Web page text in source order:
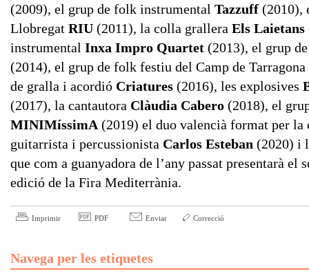
(2009), el grup de folk instrumental Tazzuff (2010),
Llobregat RIU (2011), la colla grallera Els Laietans
instrumental Inxa Impro Quartet (2013), el grup
(2014), el grup de folk festiu del Camp de Tarragona
de gralla i acordió Criatures (2016), les explosives
(2017), la cantautora Clàudia Cabero (2018), el
MINIMíssimA (2019) el duo valencià format per la
guitarrista i percussionista Carlos Esteban (2020) i
que com a guanyadora de l’any passat presentarà el
edició de la Fira Mediterrània.
Imprimir PDF Enviar Correcció
Navega per les etiquetes